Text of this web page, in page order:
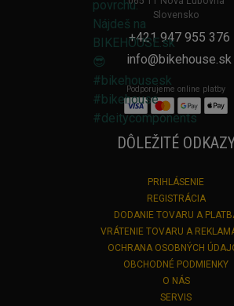
Slovensko
+421 947 955 376
info@bikehouse.sk
Podporujeme online platby
DÔLEŽITÉ
PRIHLÁSENIE
REGISTRÁCIA
DODANIE TOVARU A
VRÁTENIE TOVARU A
OCHRANA OSOBNÝCH
OBCHODNÉ PODMIENKY
O NÁS
SERVIS